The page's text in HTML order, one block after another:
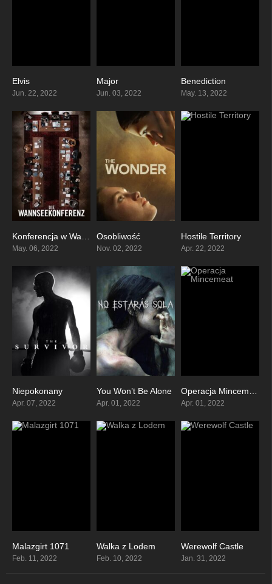
Elvis
Jun. 22, 2022
Major
Jun. 03, 2022
Benediction
May. 13, 2022
7.5
May. 06, 2022
Osobliwość
Nov. 02, 2022
Hostile Territory
Apr. 22, 2022
Niepokonany
Apr. 07, 2022
6.3
You Won’t Be Alone
Apr. 01, 2022
6.6Operacja Mincemeat
Apr. 01, 2022
Malazgirt 1071
Feb. 11, 2022
Walka z Lodem
Feb. 10, 2022
Werewolf Castle
Jan. 31, 2022